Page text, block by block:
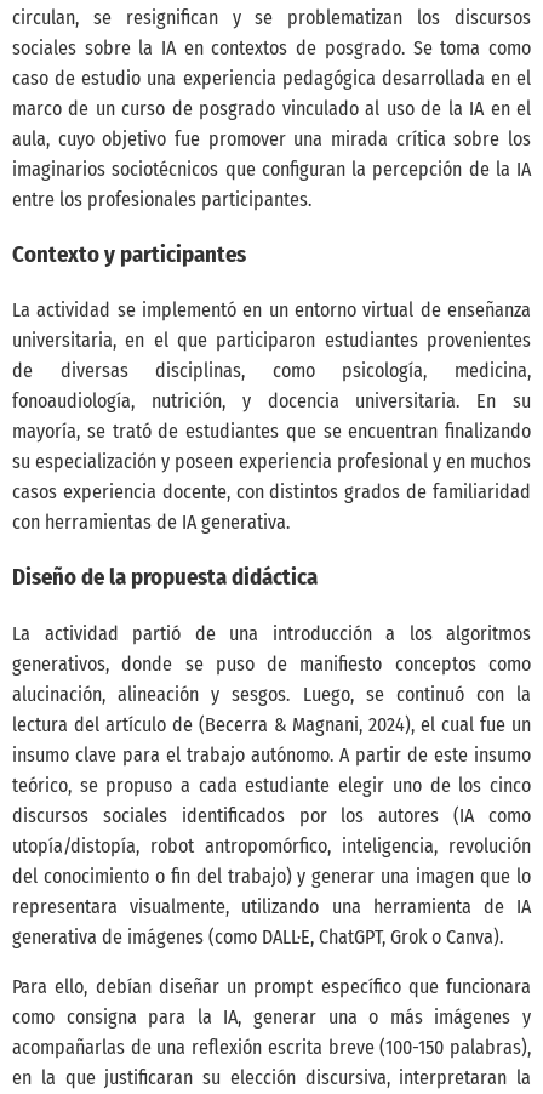
circulan, se resignifican y se problematizan los discursos
sociales sobre la IA en contextos de posgrado. Se toma como
caso de estudio una experiencia pedagógica desarrollada en el
marco de un curso de posgrado vinculado al uso de la IA en el
aula, cuyo objetivo fue promover una mirada crítica sobre los
imaginarios sociotécnicos que configuran la percepción de la IA
entre los profesionales participantes.
Contexto y participantes
La actividad se implementó en un entorno virtual de enseñanza
universitaria, en el que participaron estudiantes provenientes
de diversas disciplinas, como psicología, medicina,
fonoaudiología, nutrición, y docencia universitaria. En su
mayoría, se trató de estudiantes que se encuentran finalizando
su especialización y poseen experiencia profesional y en muchos
casos experiencia docente, con distintos grados de familiaridad
con herramientas de IA generativa.
Diseño de la propuesta didáctica
La actividad partió de una introducción a los algoritmos
generativos, donde se puso de manifiesto conceptos como
alucinación, alineación y sesgos. Luego, se continuó con la
lectura del artículo de (Becerra & Magnani, 2024), el cual fue un
insumo clave para el trabajo autónomo. A partir de este insumo
teórico, se propuso a cada estudiante elegir uno de los cinco
discursos sociales identificados por los autores (IA como
utopía/distopía, robot antropomórfico, inteligencia, revolución
del conocimiento o fin del trabajo) y generar una imagen que lo
representara visualmente, utilizando una herramienta de IA
generativa de imágenes (como DALL·E, ChatGPT, Grok o Canva).
Para ello, debían diseñar un prompt específico que funcionara
como consigna para la IA, generar una o más imágenes y
acompañarlas de una reflexión escrita breve (100-150 palabras),
en la que justificaran su elección discursiva, interpretaran la